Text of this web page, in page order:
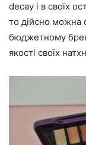
decay і в своїх
то дійсно можна
бюджетному
якості своїх